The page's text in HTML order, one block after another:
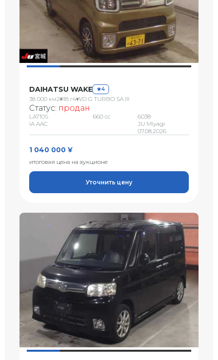
DAIHATSU WAKE 4
38 000 км2018 г4WD G TURBO SA III
Статус: продан
LA710S
IA AAC
660 сс
6038
JU Miyagi
07.08.2026
1 040 000 ¥
итоговая цена на аукционе
Уточнить цену